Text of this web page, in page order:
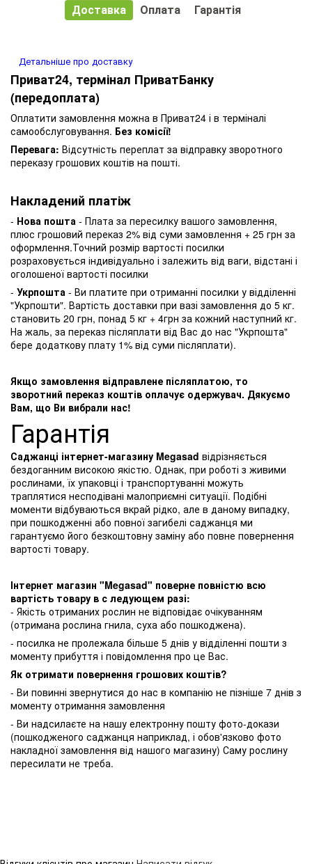
Доставка Оплата Гарантія
Детальніше про доставку
Приват24, термінал ПриватБанку
(передоплата)
Оплатити замовлення можна в Приват24 і в терміналі
самообслуговування. Без комісії!
Перевага: Відсутність переплат за відправку зворотного
переказу грошових коштів на пошті.
Накладений платіж
- Нова пошта - Плата за пересилку вашого замовлення,
плюс грошовий переказ 2% від суми замовлення + 25 грн за
оформлення.Точний розмір вартості посилки
розраховується індивідуально і залежить від ваги, відстані і
оголошеної вартості посилки
- Укрпошта - Ви платите при отриманні посилки у відділенні
"Укрпошти". Вартість доставки при вазі замовлення до 5 кг.
становить 20 грн, понад 5 кг + 4грн за кожний наступний кг.
На жаль, за переказ післяплати від Вас до нас "Укрпошта"
бере додаткову плату 1% від суми післяплати).
Якщо замовлення відправлене післяплатою, то
зворотний переказ коштів оплачує одержувач. Дякуємо
Вам, що Ви вибрали нас!
Гарантія
Саджанці інтернет-магазину Megasad відрізняється
бездоганним високою якістю. Однак, при роботі з живими
рослинами, їх упаковці і транспортуванні можуть
траплятися несподівані малоприємні ситуації. Подібні
моменти відбуваються вкрай рідко, але в даному випадку,
при пошкодженні або повної загибелі саджанця ми
гарантуємо його безкоштовну заміну або повне повернення
вартості товару.
Інтернет магазин "Megasad" поверне повністю всю
вартість товару в с ледующем разі:
- Якість отриманих рослин не відповідає очікуванням
(отримана рослина гнила, суха або пошкоджена).
- посилка не пролежала більше 5 днів у відділенні пошти з
моменту прибуття і повідомлення про це Вас.
Як отримати повернення грошових коштів?
- Ви повинні звернутися до нас в компанію не пізніше 7 днів з
моменту отримання замовлення
- Ви надсилаєте на нашу електронну пошту фото-докази
(пошкодженого саджанця наприклад, і обов'язково фото
накладної замовлення від нашого магазину) Саму рослину
пересилати не треба.